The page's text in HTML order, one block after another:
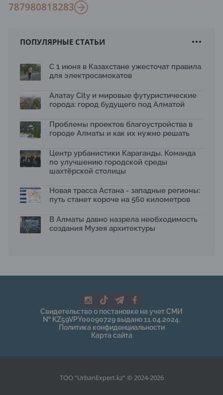
787980818283
ПОПУЛЯРНЫЕ СТАТЬИ
С 1 июня в Казахстане ужесточат правила
для электросамокатов
Алатау City и мировые футуристические
города: город будущего под Алматой
Проблемы проектов благоустройства в
городе Алматы и как их нужно решать
Центр урбанистики Караганды. Команда
по улучшению городской среды
шахтёрской столицы
Новая трасса Астана - западные регионы:
путь станет короче на 560 километров
В Алматы давно назрела необходимость
создания Музея архитектуры
Свидетельство о постановке на учет СМИ
№ KZ59VPY00090729 выдано 11.04.2024.
Политика конфиденциальности
Карта сайта
ТОО “UrbanExpert.kz” © 2024-2026